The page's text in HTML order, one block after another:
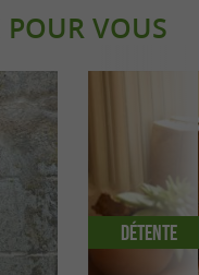
POUR VOUS
Détente